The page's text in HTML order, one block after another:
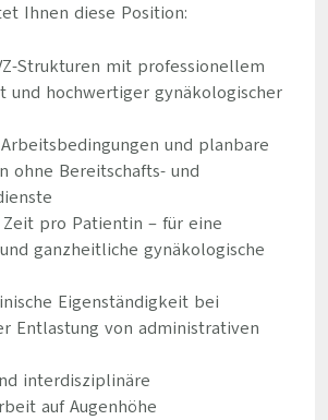
Ihnen diese Position:
Strukturen mit professionellem
und hochwertiger gynäkologischer
und planbare
ohne Bereitschafts- und
Zeit pro Patientin – für eine
ganzheitliche gynäkologische
Eigenständigkeit bei
Entlastung von administrativen
interdisziplinäre
auf Augenhöhe